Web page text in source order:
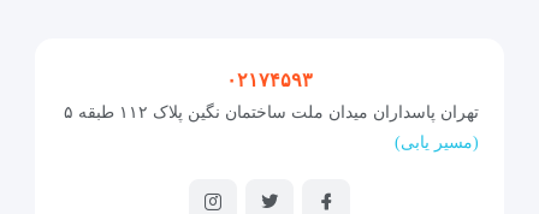
۰۲۱۷۴۵۹۳
تهران پاسداران میدان ملت ساختمان نگین پلاک ۱۱۲ طبقه ۵
(مسیر یابی)